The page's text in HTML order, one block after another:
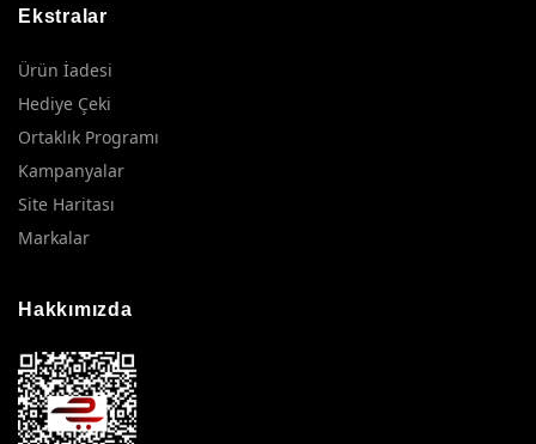
Ekstralar
Ürün İadesi
Hediye Çeki
Ortaklık Programı
Kampanyalar
Site Haritası
Markalar
Hakkımızda